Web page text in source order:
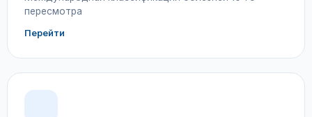
пересмотра
Перейти